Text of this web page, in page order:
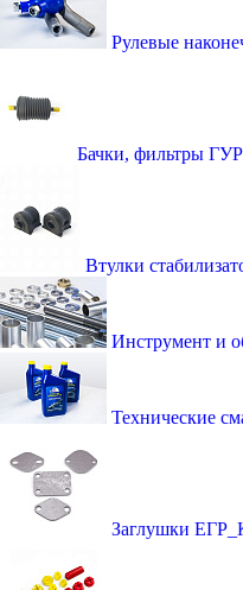
Рулевые
Бачки, фильтры ГУР
Втулки
Инструмент и
Технические
Заглушки